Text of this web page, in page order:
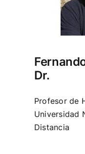
Dr.
Profesor de
Universidad
Distancia